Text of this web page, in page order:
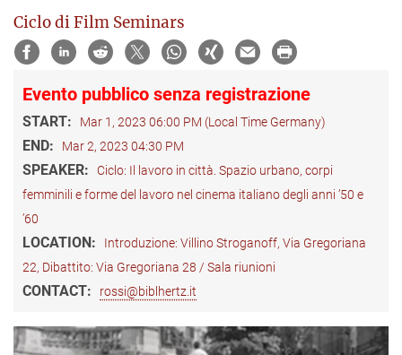
Ciclo di Film Seminars
Evento pubblico senza registrazione
START: Mar 1, 2023 06:00 PM (Local Time Germany)
END: Mar 2, 2023 04:30 PM
SPEAKER:
Ciclo: Il lavoro in città. Spazio urbano, corpi
femminili e forme del lavoro nel cinema italiano degli anni ’50 e
’60
LOCATION:
Introduzione: Villino Stroganoff, Via Gregoriana
22, Dibattito: Via Gregoriana 28 / Sala riunioni
CONTACT: rossi@biblhertz.it